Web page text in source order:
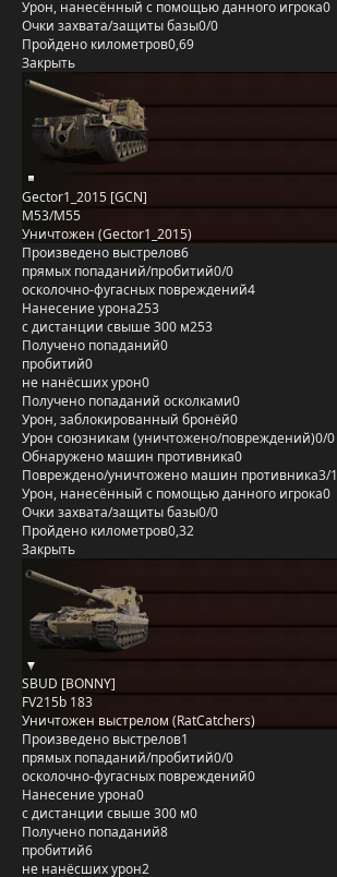
Урон, нанесённый с помощью данного игрока0
Очки захвата/защиты базы0/0
Пройдено километров0,69
Закрыть
Gector1_2015 [GCN]
M53/M55
Уничтожен (Gector1_2015)
Произведено выстрелов6
прямых попаданий/пробитий0/0
осколочно-фугасных повреждений4
Нанесение урона253
с дистанции свыше 300 м253
Получено попаданий0
пробитий0
не нанёсших урон0
Получено попаданий осколками0
Урон, заблокированный бронёй0
Урон союзникам (уничтожено/повреждений)0/0
Обнаружено машин противника0
Повреждено/уничтожено машин противника3/1
Урон, нанесённый с помощью данного игрока0
Очки захвата/защиты базы0/0
Пройдено километров0,32
Закрыть
SBUD [BONNY]
FV215b 183
Уничтожен выстрелом (RatCatchers)
Произведено выстрелов1
прямых попаданий/пробитий0/0
осколочно-фугасных повреждений0
Нанесение урона0
с дистанции свыше 300 м0
Получено попаданий8
пробитий6
не нанёсших урон2